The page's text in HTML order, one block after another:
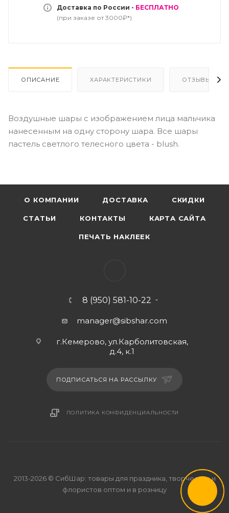
Доставка по России - БЕСПЛАТНО
(при заказе от 3000₽*)
ОПИСАНИЕ ХАРАКТЕРИСТИКИ ОТЗЫВЫ
Воздушные шары с изображением лица мальчика
нанесенным на одну сторону шара. Все шары
пастель светлого телесного цвета - blush.
О КОМПАНИИ ДОСТАВКА СКИДКИ
СТАТЬИ КОНТАКТЫ КАРТА САЙТА
ПЕЧАТЬ НАКЛЕЕК
8 (950) 581-10-22
manager@sibshar.com
г.Кемерово, ул.Карболитовская,
д.4, к.1
ПОДПИСАТЬСЯ НА РАССЫЛКУ
ПОЛИТИКА КОНФИДЕНЦИАЛЬНОСТИ
2013-2026 © СибШар: товары для праздника, творчества и
флористов оптом и в розницу